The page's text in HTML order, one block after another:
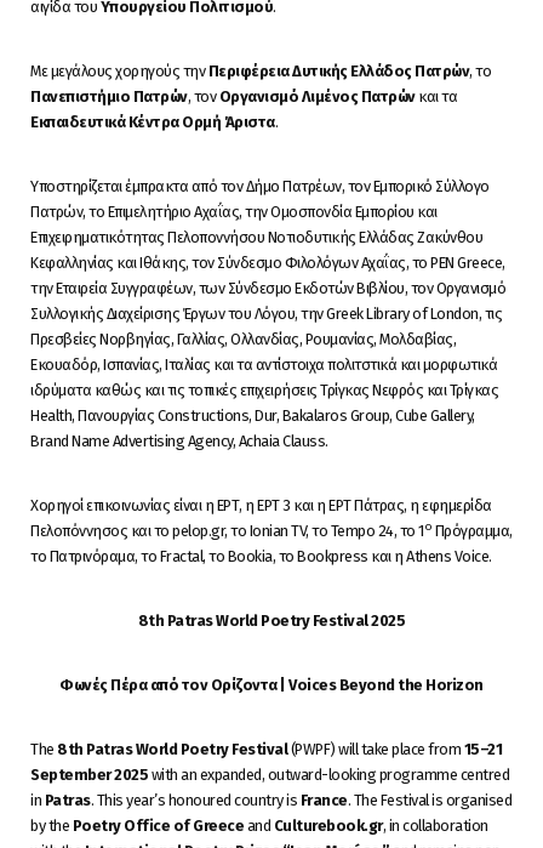
αιγίδα του Υπουργείου Πολιτισμού.
Με μεγάλους χορηγούς την Περιφέρεια Δυτικής Ελλάδος Πατρών, το
Πανεπιστήμιο Πατρών, τον Οργανισμό Λιμένος Πατρώνκαι τα
Εκπαιδευτικά Κέντρα Ορμή Άριστα.
Υποστηρίζεται έμπρακτα από τον Δήμο Πατρέων, τον Εμπορικό Σύλλογο
Πατρών, το Επιμελητήριο Αχαΐας, την Ομοσπονδία Εμπορίου και
Επιχειρηματικότητας Πελοποννήσου Νοτιοδυτικής Ελλάδας Ζακύνθου
Κεφαλληνίας και Ιθάκης, τον Σύνδεσμο Φιλολόγων Αχαΐας, το PEN Greece,
την Εταιρεία Συγγραφέων, των Σύνδεσμο Εκδοτών Βιβλίου, τον Οργανισμό
Συλλογικής Διαχείρισης Έργων του Λόγου, την Greek Library of London, τις
Πρεσβείες Νορβηγίας, Γαλλίας, Ολλανδίας, Ρουμανίας, Μολδαβίας,
Εκουαδόρ, Ισπανίας, Ιταλίας και τα αντίστοιχα πολιτστικά και μορφωτικά
ιδρύματα καθώς και τις τοπικές επιχειρήσεις Τρίγκας Νεφρός και Τρίγκας
Health, Πανουργίας Constructions, Dur, Bakalaros Group, Cube Gallery,
Brand Name Advertising Agency, Achaia Clauss.
Χορηγοί επικοινωνίας είναι η ΕΡΤ, η ΕΡΤ 3 και η ΕΡΤ Πάτρας, η εφημερίδα
Πελοπόννησος και το pelop.gr, το Ionian TV, το Tempo 24, το 1ο Πρόγραμμα,
το Πατρινόραμα, το Fractal, το Bookia, το Bookpress και η Athens Voice.
8th Patras World Poetry Festival 2025
Φωνές Πέρα από τον Ορίζοντα |Voices Beyond the Horizon
The 8th Patras World Poetry Festival(PWPF) will take place from 15–21
September 2025 with an expanded, outward-looking programme centred
in Patras. This year’s honoured country is France. The Festival is organised
by the Poetry Office of Greece and Culturebook.gr, in collaboration